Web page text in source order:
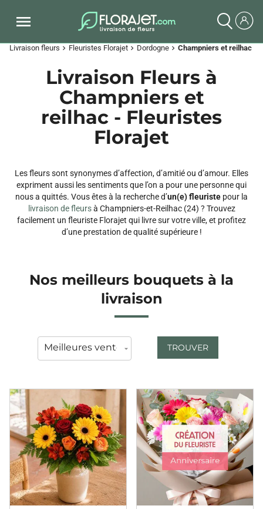
Livraison fleurs chevron_right Fleuristes Florajet chevron_right Dordogne chevron_right Champniers et reilhac
Livraison Fleurs à
Champniers et
reilhac - Fleuristes
Florajet
Les fleurs sont synonymes d’affection, d’amitié ou d’amour. Elles
expriment aussi les sentiments que l’on a pour une personne qui
nous a quittés. Vous êtes à la recherche d’un(e) fleuriste pour la
livraison de fleursà Champniers-et-Reilhac (24) ? Trouvez
facilement un fleuriste Florajet qui livre sur votre ville, et profitez
d’une prestation de qualité supérieure !
Nos meilleurs bouquets à la
livraison
TROUVER